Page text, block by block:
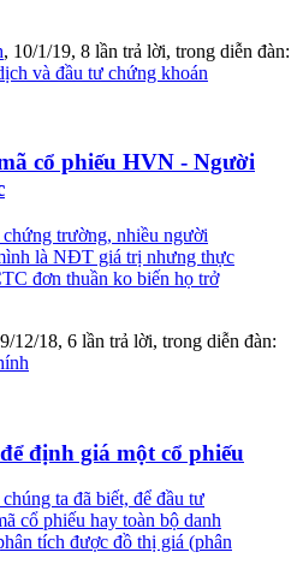
, 10/1/19, 8 lần trả lời, trong diễn đàn:
và đầu tư chứng khoán
cổ phiếu HVN - Người
trường, nhiều người
là NĐT giá trị nhưng thực
đơn thuần ko biến họ trở
12/18, 6 lần trả lời, trong diễn đàn:
định giá một cổ phiếu
ta đã biết, để đầu tư
cổ phiếu hay toàn bộ danh
tích được đồ thị giá (phân